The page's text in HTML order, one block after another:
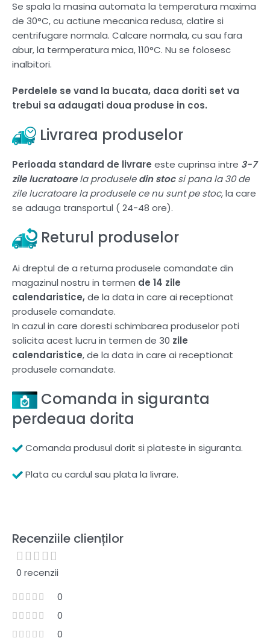
Se spala la masina automata la temperatura maxima
de 30°C, cu actiune mecanica redusa, clatire si
centrifugare normala. Calcare normala, cu sau fara
abur, la termperatura mica, 110°C. Nu se folosesc
inalbitori.
Perdelele se vand la bucata, daca doriti set va
trebui sa adaugati doua produse in cos.
Livrarea produselor
Perioada standard de livrare este cuprinsa intre 3-7
zile lucratoarela produseledin stocsi pana la 30 de
zile lucratoare la produsele ce nu sunt pe stoc, la care
se adauga transportul ( 24-48 ore).
Returul produselor
Ai dreptul de a returna produsele comandate din
magazinul nostru in termen de 14 zile
calendaristice,de la data in care ai receptionat
produsele comandate.
In cazul in care doresti schimbarea produselor poti
solicita acest lucru in termen de 30 zile
calendaristice, de la data in care ai receptionat
produsele comandate.
Comanda in siguranta
perdeaua dorita
Comanda produsul dorit si plateste in siguranta.
Plata cu cardul sau plata la livrare.
Recenziile clienților
0 recenzii
0
0
0